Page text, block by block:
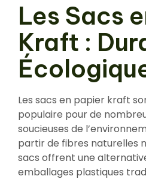
Les Sacs
Kraft :
Les sacs en papier kraft
populaire pour de
soucieuses de
partir de fibres naturelles
sacs offrent une
emballages plastiques